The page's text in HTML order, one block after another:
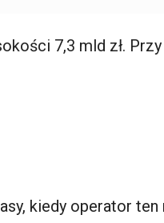
7,3 mld zł.
kiedy operator ten